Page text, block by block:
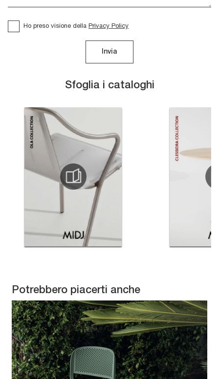
Sfoglia i cataloghi
Ho preso visione della Privacy Policy
Invia
Potrebbero piacerti anche